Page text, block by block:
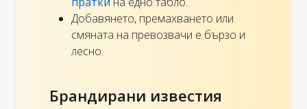
Добавянето, премахването или
смяната на превозвачи е бързо и
лесно.
Брандирани известия